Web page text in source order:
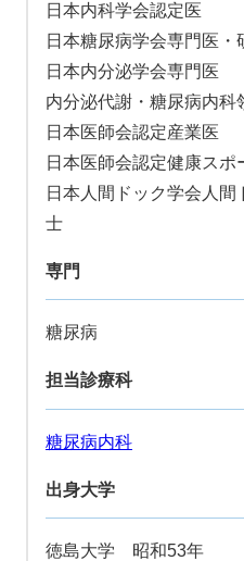
日本内科学会認定医
日本糖尿病学会専門医・
日本内分泌学会専門医
内分泌代謝・糖尿病内科
日本医師会認定産業医
日本医師会認定健康スポ
日本人間ドック学会人
士
専門
糖尿病
担当診療科
糖尿病内科
出身大学
徳島大学 昭和53年